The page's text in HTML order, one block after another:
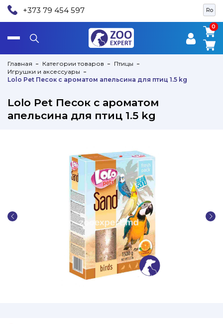
Ro
+373 79 454 597
0
0
Главная Категории товаров
Птицы
Игрушки и аксессуары
Lolo Pet Песок c ароматом апельсина для птиц 1.5 kg
Lolo Pet Песок c ароматом
апельсина для птиц 1.5 kg